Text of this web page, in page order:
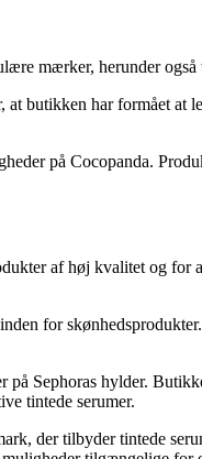
mærker, herunder også
at butikken har formået
på Cocopanda.
af høj kvalitet og
for
på Sephoras hylder.
tintede serumer.
der tilbyder tintede